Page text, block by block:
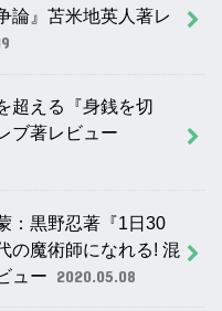
論』苫米地英人著レ
超える『身銭を切
ブ著レビュー
：黒野忍著『1日30
の魔術師になれる! 混
ュー 2020.05.08